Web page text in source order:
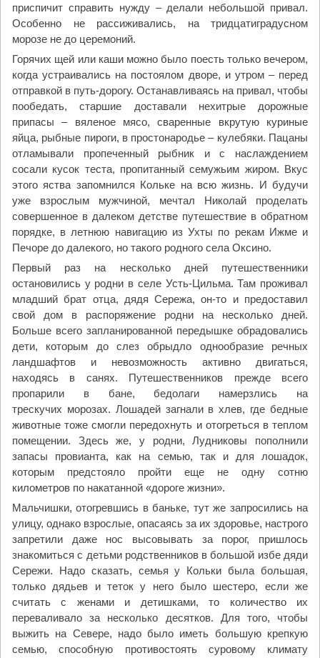
приспичит справить нужду – делали небольшой привал.
Особенно не рассиживались, на тридцатиградусном
морозе не до церемоний.
Горячих щей или каши можно было поесть только вечером,
когда устраивались на постоялом дворе, и утром – перед
отправкой в путь-дорогу. Останавливаясь на привал, чтобы
пообедать, старшие доставали нехитрые дорожные
припасы – вяленое мясо, сваренные вкрутую куриные
яйца, рыбные пироги, в простонародье – кулебяки. Пацаны
отламывали пропеченный рыбник и с наслаждением
сосали кусок теста, пропитанный семужьим жиром. Вкус
этого яства запомнился Кольке на всю жизнь. И будучи
уже взрослым мужчиной, мечтал Николай проделать
совершенное в далеком детстве путешествие в обратном
порядке, в летнюю навигацию из Ухты по рекам Ижме и
Печоре до далекого, но такого родного села Оксино.
Первый раз на несколько дней путешественники
остановились у родни в селе Усть-Цильма. Там проживал
младший брат отца, дядя Сережа, он-то и предоставил
свой дом в распоряжение родни на несколько дней.
Больше всего запланированной передышке обрадовались
дети, которым до слез обрыдло однообразие речных
ландшафтов и невозможность активно двигаться,
находясь в санях. Путешественников прежде всего
пропарили в бане, бедолаги намерзлись на
трескучих морозах. Лошадей загнали в хлев, где бедные
животные тоже смогли передохнуть и отогреться в теплом
помещении. Здесь же, у родни, Лудниковы пополнили
запасы провианта, как на семью, так и для лошадок,
которым предстояло пройти еще не одну сотню
километров по накатанной «дороге жизни».
Мальчишки, отогревшись в баньке, тут же запросились на
улицу, однако взрослые, опасаясь за их здоровье, настрого
запретили даже нос высовывать за порог, пришлось
знакомиться с детьми родственников в большой избе дяди
Сережи. Надо сказать, семья у Кольки была большая,
только дядьев и теток у него было шестеро, если же
считать с женами и детишками, то количество их
переваливало за несколько десятков. Для того, чтобы
выжить на Севере, надо было иметь большую крепкую
семью, способную противостоять суровому климату